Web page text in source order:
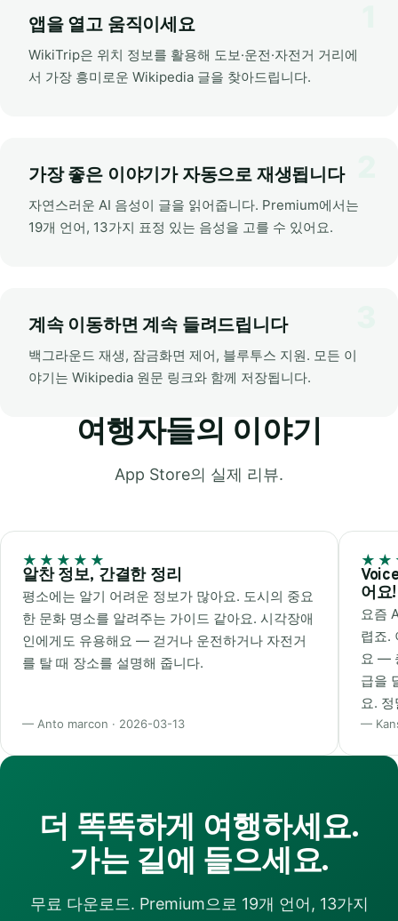
앱을 열고 움직이세요
WikiTrip은 위치 정보를 활용해 도보·운전·자전거 거리에
서 가장 흥미로운 Wikipedia 글을 찾아드립니다.
가장 좋은 이야기가 자동으로 재생됩니다
자연스러운 AI 음성이 글을 읽어줍니다. Premium에서는
19개 언어, 13가지 표정 있는 음성을 고를 수 있어요.
계속 이동하면 계속 들려드립니다
백그라운드 재생, 잠금화면 제어, 블루투스 지원. 모든 이
야기는 Wikipedia 원문 링크와 함께 저장됩니다.
여행자들의 이야기
App Store의 실제 리뷰.
★★★★★
알찬 정보, 간결한 정리
평소에는 알기 어려운 정보가 많아요. 도시의 중요
한 문화 명소를 알려주는 가이드 같아요. 시각장애
인에게도 유용해요 — 걷거나 운전하거나 자전거
를 탈 때 장소를 설명해 줍니다.
— Anto marcon · 2026-03-13
어요!
요즘
렵죠.
요 —
급을
요.
—
더 똑똑하게 여행하세요.
가는 길에 들으세요.
무료 다운로드. Premium으로 19개 언어, 13가지